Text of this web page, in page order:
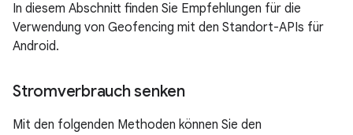
In diesem Abschnitt finden Sie Empfehlungen für die
Verwendung von Geofencing mit den Standort-APIs für
Android.
Stromverbrauch senken
Mit den folgenden Methoden können Sie den